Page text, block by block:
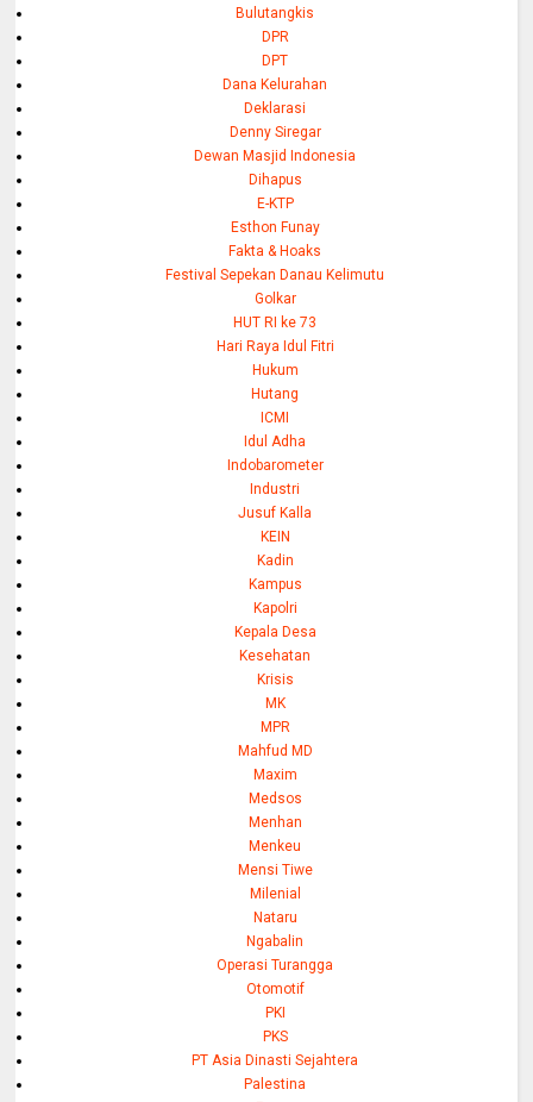
Bulutangkis
DPR
DPT
Dana Kelurahan
Deklarasi
Denny Siregar
Dewan Masjid Indonesia
Dihapus
E-KTP
Esthon Funay
Fakta & Hoaks
Festival Sepekan Danau Kelimutu
Golkar
HUT RI ke 73
Hari Raya Idul Fitri
Hukum
Hutang
ICMI
Idul Adha
Indobarometer
Industri
Jusuf Kalla
KEIN
Kadin
Kampus
Kapolri
Kepala Desa
Kesehatan
Krisis
MK
MPR
Mahfud MD
Maxim
Medsos
Menhan
Menkeu
Mensi Tiwe
Milenial
Nataru
Ngabalin
Operasi Turangga
Otomotif
PKI
PKS
PT Asia Dinasti Sejahtera
Palestina